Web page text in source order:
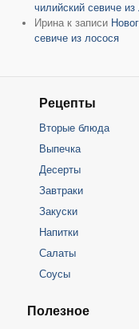
чилийский севиче из
Ирина к записи
севиче из лосося
Рецепты
Вторые блюда
Выпечка
Десерты
Завтраки
Закуски
Напитки
Салаты
Соусы
Полезное